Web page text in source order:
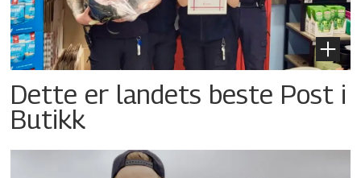
Dette er landets beste Post i
Butikk